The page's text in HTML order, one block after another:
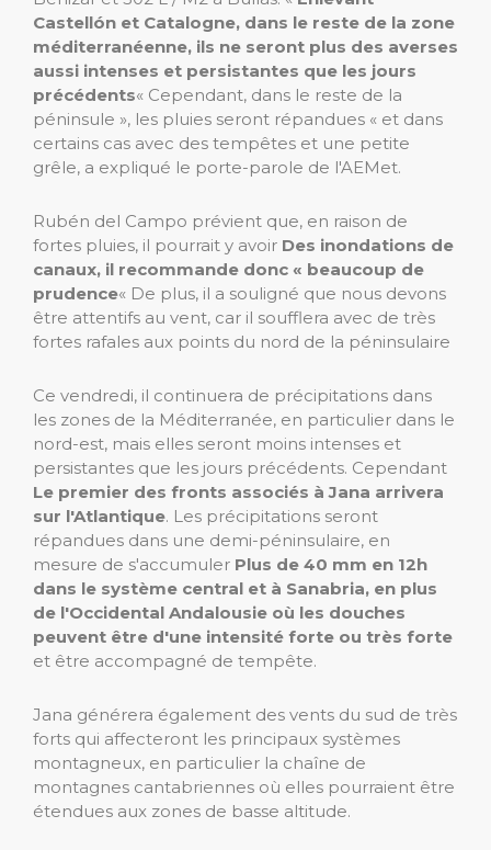
Castellón et Catalogne, dans le reste de la zone
méditerranéenne, ils ne seront plus des averses
aussi intenses et persistantes que les jours
précédents« Cependant, dans le reste de la
péninsule », les pluies seront répandues « et dans
certains cas avec des tempêtes et une petite
grêle, a expliqué le porte-parole de l'AEMet.
Rubén del Campo prévient que, en raison de
fortes pluies, il pourrait y avoir Des inondations de
canaux, il recommande donc « beaucoup de
prudence« De plus, il a souligné que nous devons
être attentifs au vent, car il soufflera avec de très
fortes rafales aux points du nord de la péninsulaire
Ce vendredi, il continuera de précipitations dans
les zones de la Méditerranée, en particulier dans le
nord-est, mais elles seront moins intenses et
persistantes que les jours précédents. Cependant
Le premier des fronts associés à Jana arrivera
sur l'Atlantique. Les précipitations seront
répandues dans une demi-péninsulaire, en
mesure de s'accumuler Plus de 40 mm en 12h
dans le système central et à Sanabria, en plus
de l'Occidental Andalousie où les douches
peuvent être d'une intensité forte ou très forte
et être accompagné de tempête.
Jana générera également des vents du sud de très
forts qui affecteront les principaux systèmes
montagneux, en particulier la chaîne de
montagnes cantabriennes où elles pourraient être
étendues aux zones de basse altitude.